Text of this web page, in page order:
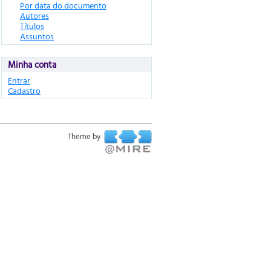
Por data do documento
Autores
Títulos
Assuntos
Minha conta
Entrar
Cadastro
Theme by